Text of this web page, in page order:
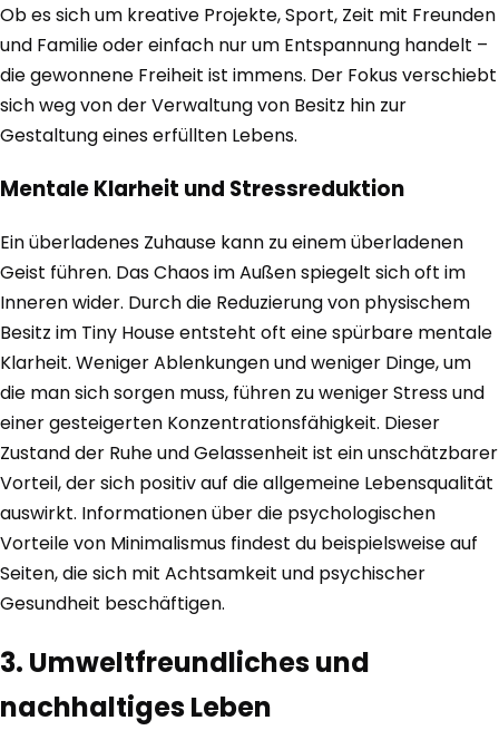
Ob es sich um kreative Projekte, Sport, Zeit mit Freunden
und Familie oder einfach nur um Entspannung handelt –
die gewonnene Freiheit ist immens. Der Fokus verschiebt
sich weg von der Verwaltung von Besitz hin zur
Gestaltung eines erfüllten Lebens.
Mentale Klarheit und Stressreduktion
Ein überladenes Zuhause kann zu einem überladenen
Geist führen. Das Chaos im Außen spiegelt sich oft im
Inneren wider. Durch die Reduzierung von physischem
Besitz im Tiny House entsteht oft eine spürbare mentale
Klarheit. Weniger Ablenkungen und weniger Dinge, um
die man sich sorgen muss, führen zu weniger Stress und
einer gesteigerten Konzentrationsfähigkeit. Dieser
Zustand der Ruhe und Gelassenheit ist ein unschätzbarer
Vorteil, der sich positiv auf die allgemeine Lebensqualität
auswirkt. Informationen über die psychologischen
Vorteile von Minimalismus findest du beispielsweise auf
Seiten, die sich mit Achtsamkeit und psychischer
Gesundheit beschäftigen.
3. Umweltfreundliches und
nachhaltiges Leben